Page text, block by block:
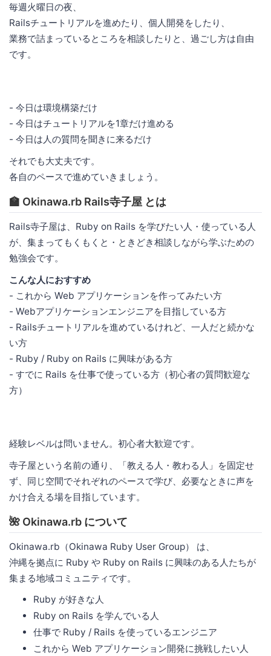
毎週火曜日の夜、
Railsチュートリアルを進めたり、個人開発をしたり、
業務で詰まっているところを相談したりと、過ごし方は自由
です。
- 今日は環境構築だけ
- 今日はチュートリアルを1章だけ進める
- 今日は人の質問を聞きに来るだけ
それでも大丈夫です。
各自のペースで進めていきましょう。
🏫 Okinawa.rb Rails寺子屋 とは
Rails寺子屋は、Ruby on Rails を学びたい人・使っている人
が、集まってもくもくと・ときどき相談しながら学ぶための
勉強会です。
こんな人におすすめ
- これから Web アプリケーションを作ってみたい方
- Webアプリケーションエンジニアを目指している方
- Railsチュートリアルを進めているけれど、一人だと続かな
い方
- Ruby / Ruby on Rails に興味がある方
- すでに Rails を仕事で使っている方（初心者の質問歓迎な
方）
経験レベルは問いません。初心者大歓迎です。
寺子屋という名前の通り、「教える人・教わる人」を固定せ
ず、同じ空間でそれぞれのペースで学び、必要なときに声を
かけ合える場を目指しています。
🌺 Okinawa.rb について
Okinawa.rb（Okinawa Ruby User Group） は、
沖縄を拠点に Ruby や Ruby on Rails に興味のある人たちが
集まる地域コミュニティです。
Ruby が好きな人
Ruby on Rails を学んでいる人
仕事で Ruby / Rails を使っているエンジニア
これから Web アプリケーション開発に挑戦したい人